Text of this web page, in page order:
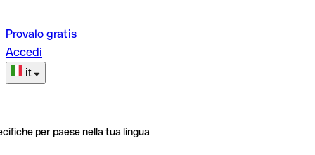
Provalo gratis
Accedi
it
per paese nella tua lingua